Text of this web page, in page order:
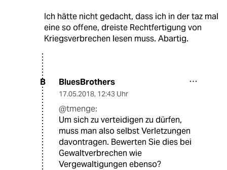
Ich hätte nicht gedacht, dass ich in der taz mal
eine so offene, dreiste Rechtfertigung von
Kriegsverbrechen lesen muss. Abartig.
B BluesBrothers
17.05.2018, 12:43 Uhr
@tmenge:
Um sich zu verteidigen zu dürfen,
muss man also selbst Verletzungen
davontragen. Bewerten Sie dies bei
Gewaltverbrechen wie
Vergewaltigungen ebenso?